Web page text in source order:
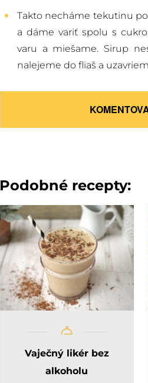
Takto necháme tekutinu
a dáme variť spolu s
varu a miešame. Sirup
nalejeme do fliaš a
Podobné recepty:
Vaječný likér bez
alkoholu